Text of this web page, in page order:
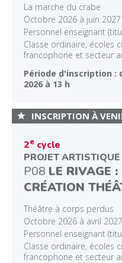
La marche du crabe
Octobre 2026 à juin 2027
Personnel enseignant
Classe ordinaire, écoles
francophone et secteur
Période d'inscription :
2026 à 13 h
2e cycle
PROJET
P08 LE RIVAGE
CRÉATION
Théâtre à corps perdus
Octobre 2026 à avril 2027
Personnel enseignant
Classe ordinaire, écoles
francophone et secteur
INSCRIPTION À